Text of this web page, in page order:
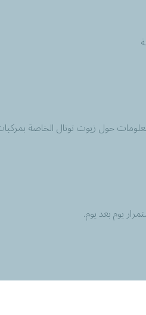
حول زيوت توتال الخاصة بمركبات
يوم بعد يوم.